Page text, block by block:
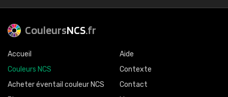
CouleursNCS.fr
Accueil
Couleurs NCS
Acheter éventail couleur NCS
Aide
Contexte
Contact